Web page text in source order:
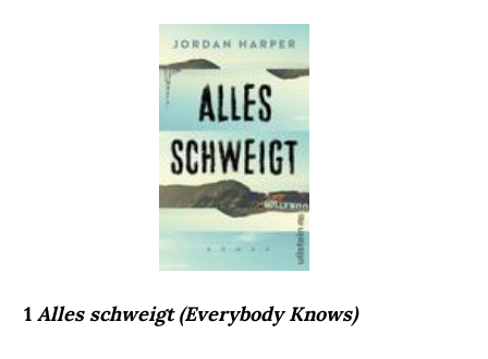
1Alles schweigt (Everybody Knows)